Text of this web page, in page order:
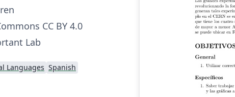
CC BY 4.0
Lab
Languages Spanish